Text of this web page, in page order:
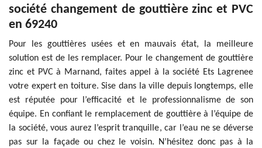
société changement de gouttière zinc et PVC
en 69240
Pour les gouttières usées et en mauvais état, la meilleure
solution est de les remplacer. Pour le changement de gouttière
zinc et PVC à Marnand, faites appel à la société Ets Lagrenee
votre expert en toiture. Sise dans la ville depuis longtemps, elle
est réputée pour l’efficacité et le professionnalisme de son
équipe. En confiant le remplacement de gouttière à l’équipe de
la société, vous aurez l’esprit tranquille, car l’eau ne se déverse
pas sur la façade ou chez le voisin. N’hésitez donc pas à la